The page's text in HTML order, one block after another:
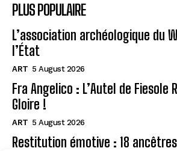
PLUS POPULAIRE
L’association archéologique du
l’État
ART 5 August 2026
Fra Angelico : L’Autel de Fiesole
Gloire !
ART 5 August 2026
Restitution émotive : 18